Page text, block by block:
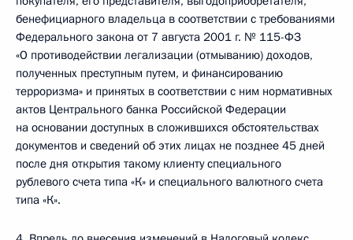
бенефициарного владельца в соответствии с требованиями
Федерального закона от 7 августа 2001 г. № 115-ФЗ
«О противодействии легализации (отмыванию) доходов,
полученных преступным путем, и финансированию
терроризма» и принятых в соответствии с ним нормативных
актов Центрального банка Российской Федерации
на основании доступных в сложившихся обстоятельствах
документов и сведений об этих лицах не позднее 45 дней
после дня открытия такому клиенту специального
рублевого счета типа «К» и специального валютного счета
типа «К».